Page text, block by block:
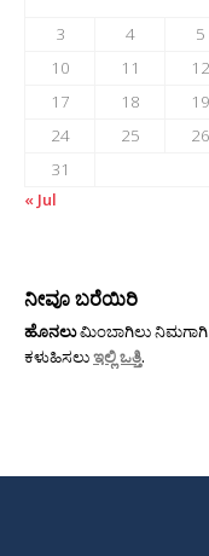
3
4 5
10
11 12
17
18 19
24
25 26
31
« Jul
ನೀವೂ ಬರೆಯಿರಿ
ಹೊನಲುಮಿಂಬಾಗಿಲು ನಿಮಗಾಗಿ
ಕಳುಹಿಸಲುಇಲ್ಲಿ ಒತ್ತಿ.